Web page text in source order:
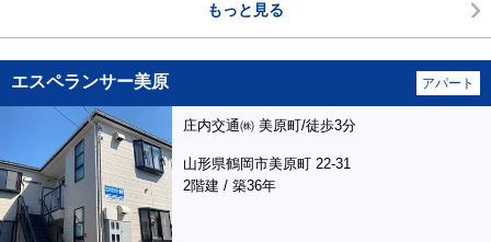
もっと見る
エスペランサー美原 アパート
庄内交通㈱ 美原町/徒歩3分
山形県鶴岡市美原町 22-31
2階建 / 築36年